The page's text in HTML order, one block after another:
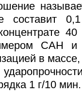
составит
САН и
в
1 г/10 мин.